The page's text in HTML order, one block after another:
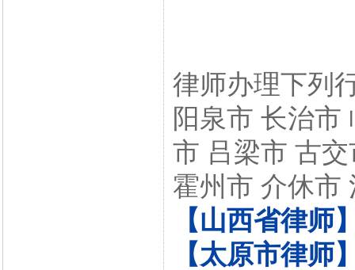
律师办理下列
阳泉市 长治市
市 吕梁市 古
霍州市 介休市
【山西省律师
【太原市律师